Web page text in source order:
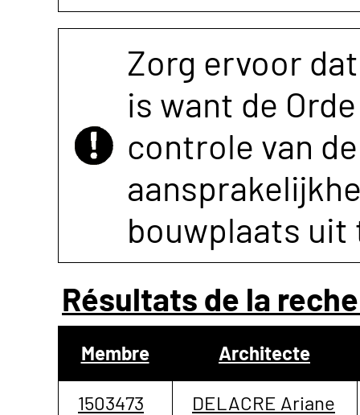
Zorg ervoor
is want de
controle van
bouwplaats uit
Résultats de la
Membre Architecte
1503473 DELACRE Ariane